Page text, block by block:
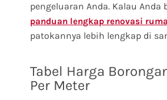
pengeluaran Anda. Kalau Anda
panduan lengkap renovasi
patokannya lebih lengkap di
Tabel Harga
Per Meter